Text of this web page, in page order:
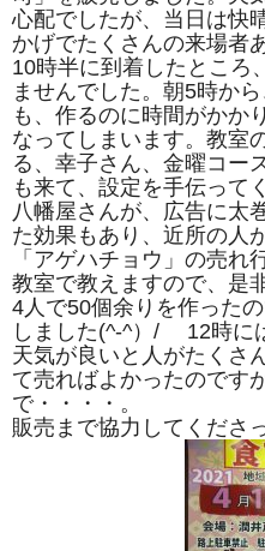
心配でしたが、当日は
かげでたくさんの来場者
10時半に到着したところ
ませんでした。朝5時か
も、作るのに時間がかか
なってしまいます。教室
る、幸子さん、金曜コー
も来て、設定を手伝って
八幡屋さんが、広告に太
た効果もあり、近所の人
「アゲハチョウ」の売れ
教室で教えますので、是
4人で50個余りを作った
しました(^-^）/ 12時に
天気が良いと人がたくさ
て売ればよかったのです
で・・・・。
販売まで協力してくださ